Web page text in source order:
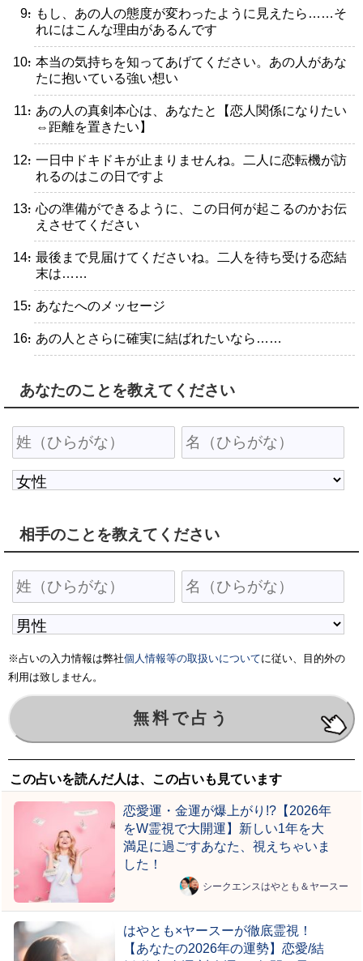
・もし、あの人の態度が変わったように見えたら……そ
れにはこんな理由があるんです
・本当の気持ちを知ってあげてください。あの人があな
たに抱いている強い想い
・あの人の真剣本心は、あなたと【恋人関係になりたい
⇔距離を置きたい】
・一日中ドキドキが止まりませんね。二人に恋転機が訪
れるのはこの日ですよ
・心の準備ができるように、この日何が起こるのかお伝
えさせてください
・最後まで見届けてくださいね。二人を待ち受ける恋結
末は……
・あなたへのメッセージ
・あの人とさらに確実に結ばれたいなら……
あなたのことを教えてください
相手のことを教えてください
※占いの入力情報は弊社個人情報等の取扱いについてに従い、目的外の
利用は致しません。
この占いを読んだ人は、この占いも見ています
恋愛運・金運が爆上がり!?【2026年
をW霊視で大開運】新しい1年を大
満足に過ごすあなた、視えちゃいま
した！
シークエンスはやとも＆ヤースー
はやとも×ヤースーが徹底霊視！
【あなたの2026年の運勢】恋愛/結